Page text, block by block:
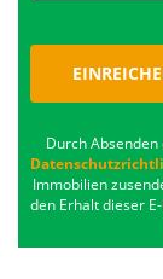
Durch
Immobilien
den Erhalt dieser